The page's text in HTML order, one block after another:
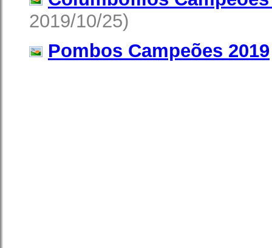
2019/10/25)
Pombos Campeões 2019